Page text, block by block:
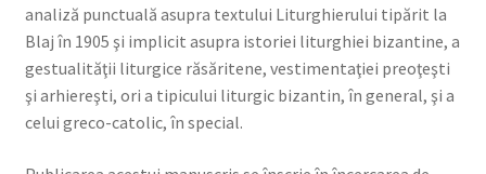
analiză punctuală asupra textului Liturghierului tipărit la
Blaj în 1905 şi implicit asupra istoriei liturghiei bizantine, a
gestualităţii liturgice răsăritene, vestimentaţiei preoţeşti
şi arhiereşti, ori a tipicului liturgic bizantin, în general, şi a
celui greco-catolic, în special.